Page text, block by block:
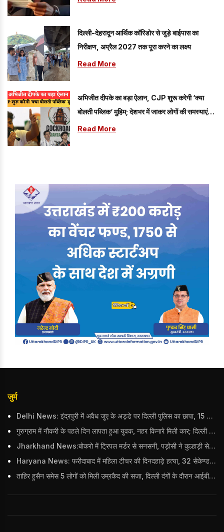
दिल्ली-देहरादून आर्थिक कॉरिडोर से जुड़े बाईपास का
निरीक्षण, अप्रैल 2027 तक पूरा करने का लक्ष्य
Read More
अभिजीत दीपके का बड़ा ऐलान, CJP शुरू करेगी ‘क्या
बोलती पब्लिक’ मुहिम; देशभर में जाकर लोगों की समस्याएं
जानेगी पार्टी
Read More
जुर्म
Delhi News: इंद्रपुरी में अवैध जुए के अड्डे पर दिल्ली पुलिस का छापा, 15 जुआरियों को पकड़ा; ₹3.61 लाख नकद और अन्य सामान बरामद
गुरुग्राम में नौकरी के पहले दिन लापता हुआ युवक, नहर किनारे मिली कार; दिल्ली पुलिस ने दर्ज की FIR
Jharkhand News:बोकरो में ट्रिपल मर्डर से सनसनी, पड़ोसी ने कुल्हाड़ी से पति-पत्नी और बहु की हत्या की
Haryana News: फरीदाबाद में महिला टीचर की दिनदहाड़े हत्या, 32 सेकेण्ड में 34 बार किया वार
ताहिर हुसैन समेस 5 लोगों को मिली उम्रकैद की सजा, दिल्ली दंगों के दौरान आईबी अधिकारी का किया था कत्ल